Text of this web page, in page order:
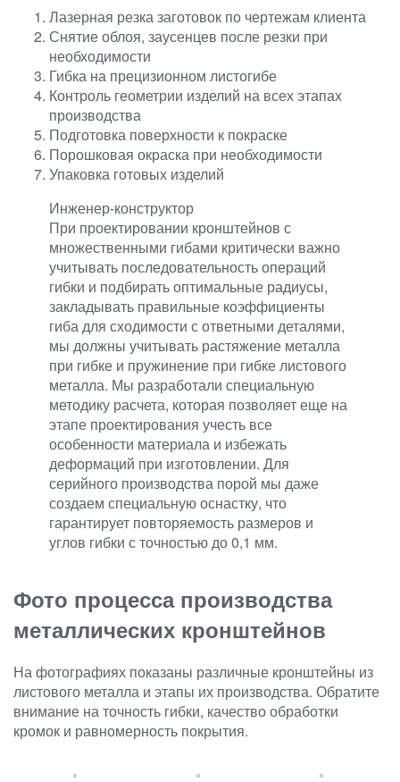
Лазерная резка заготовок по чертежам клиента
Снятие облоя, заусенцев после резки при
необходимости
Гибка на прецизионном листогибе
Контроль геометрии изделий на всех этапах
производства
Подготовка поверхности к покраске
Порошковая окраска при необходимости
Упаковка готовых изделий
Инженер-конструктор
При проектировании кронштейнов с
множественными гибами критически важно
учитывать последовательность операций
гибки и подбирать оптимальные радиусы,
закладывать правильные коэффициенты
гиба для сходимости с ответными деталями,
мы должны учитывать растяжение металла
при гибке и пружинение при гибке листового
металла. Мы разработали специальную
методику расчета, которая позволяет еще на
этапе проектирования учесть все
особенности материала и избежать
деформаций при изготовлении. Для
серийного производства порой мы даже
создаем специальную оснастку, что
гарантирует повторяемость размеров и
углов гибки с точностью до 0,1 мм.
Фото процесса производства
металлических кронштейнов
На фотографиях показаны различные кронштейны из
листового металла и этапы их производства. Обратите
внимание на точность гибки, качество обработки
кромок и равномерность покрытия.